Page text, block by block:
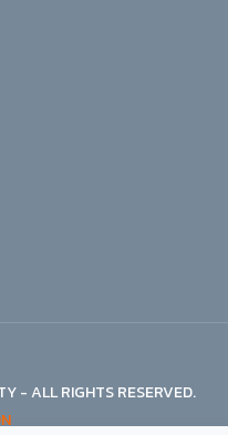
- ALL RIGHTS RESERVED.